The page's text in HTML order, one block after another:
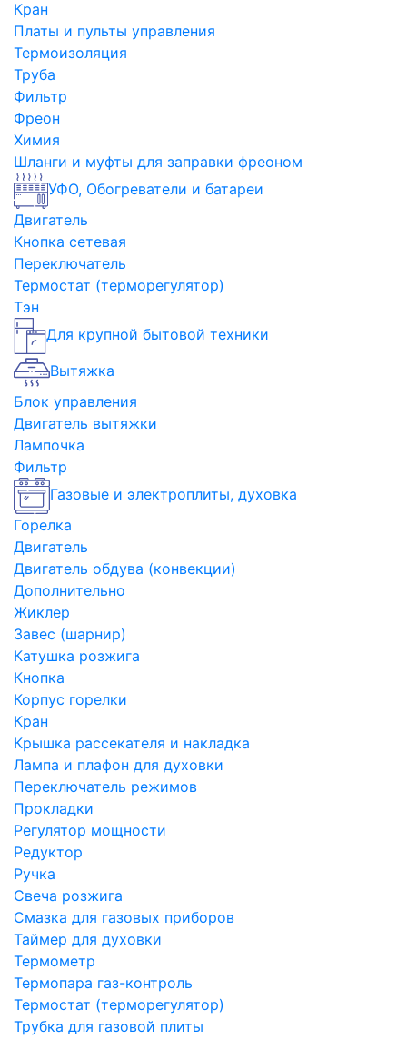
Кран
Платы и пульты управления
Термоизоляция
Труба
Фильтр
Фреон
Химия
Шланги и муфты для заправки фреоном
УФО, Обогреватели и батареи
Двигатель
Кнопка сетевая
Переключатель
Термостат (терморегулятор)
Тэн
Для крупной бытовой техники
Вытяжка
Блок управления
Двигатель вытяжки
Лампочка
Фильтр
Газовые и электроплиты, духовка
Горелка
Двигатель
Двигатель обдува (конвекции)
Дополнительно
Жиклер
Завес (шарнир)
Катушка розжига
Кнопка
Корпус горелки
Кран
Крышка рассекателя и накладка
Лампа и плафон для духовки
Переключатель режимов
Прокладки
Регулятор мощности
Редуктор
Ручка
Свеча розжига
Смазка для газовых приборов
Таймер для духовки
Термометр
Термопара газ-контроль
Термостат (терморегулятор)
Трубка для газовой плиты